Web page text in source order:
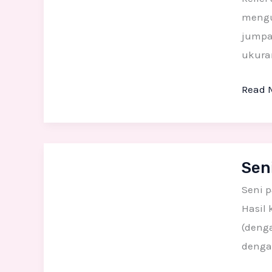
satu
teknik
dalam
Relief
Read
Seni
Hasil